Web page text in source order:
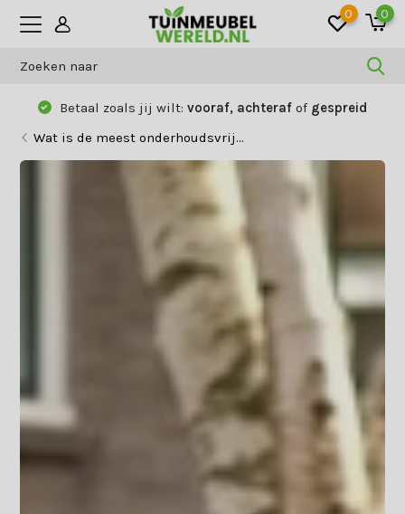
0 0
Betaal zoals jij wilt: vooraf, achteraf of gespreid
Wat is de meest onderhoudsvrij...